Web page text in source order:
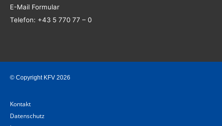
E-Mail Formular
Telefon: +43 5 770 77 – 0
© Copyright KFV 2026
Kontakt
Datenschutz